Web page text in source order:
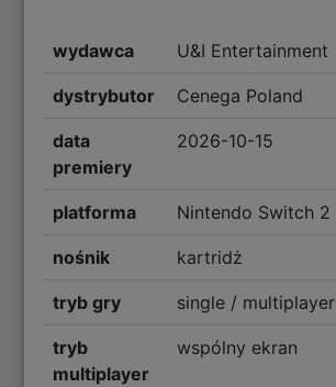
wydawca U&I Entertainment
dystrybutor Cenega Poland
data
premiery
2026-10-15
platforma Nintendo Switch 2
nośnik kartridż
tryb gry single / multiplayer
tryb
multiplayer
wspólny ekran